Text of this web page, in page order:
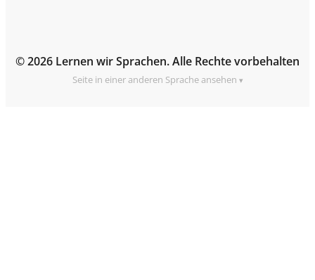
© 2026 Lernen wir Sprachen. Alle Rechte vorbehalten
Seite in einer anderen Sprache ansehen